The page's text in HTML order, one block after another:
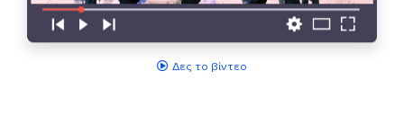
Δες το βίντεο